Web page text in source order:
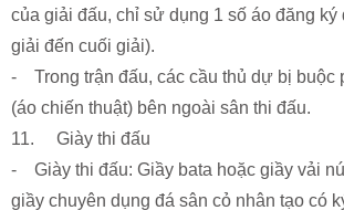
của giải đấu, chỉ sử dụng 1 số áo đăng ký
giải đến cuối giải).
- Trong trận đấu, các cầu thủ dự bị buộc
(áo chiến thuật) bên ngoài sân thi đấu.
11. Giày thi đấu
- Giày thi đấu: Giầy bata hoặc giầy vải
giầy chuyên dụng đá sân cỏ nhân tạo có